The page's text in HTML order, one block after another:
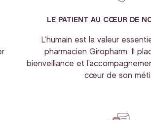
LE PATIENT AU CŒUR DE
L’humain est la valeur
pharmacien Giropharm. Il
bienveillance et
cœur de son